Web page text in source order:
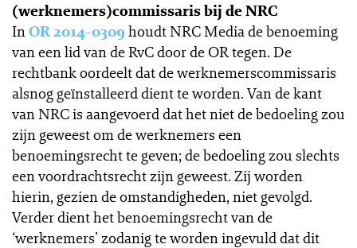
(werknemers)commissaris bij de NRC
InOR 2014-0309 houdt NRC Media de benoeming
van een lid van de RvC door de OR tegen. De
rechtbank oordeelt dat de werknemerscommissaris
alsnog geïnstalleerd dient te worden. Van de kant
van NRC is aangevoerd dat het niet de bedoeling zou
zijn geweest om de werknemers een
benoemingsrecht te geven; de bedoeling zou slechts
een voordrachtsrecht zijn geweest. Zij worden
hierin, gezien de omstandigheden, niet gevolgd.
Verder dient het benoemingsrecht van de
‘werknemers’ zodanig te worden ingevuld dat dit